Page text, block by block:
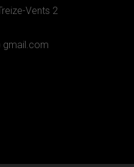
Vents 2
gmail.com